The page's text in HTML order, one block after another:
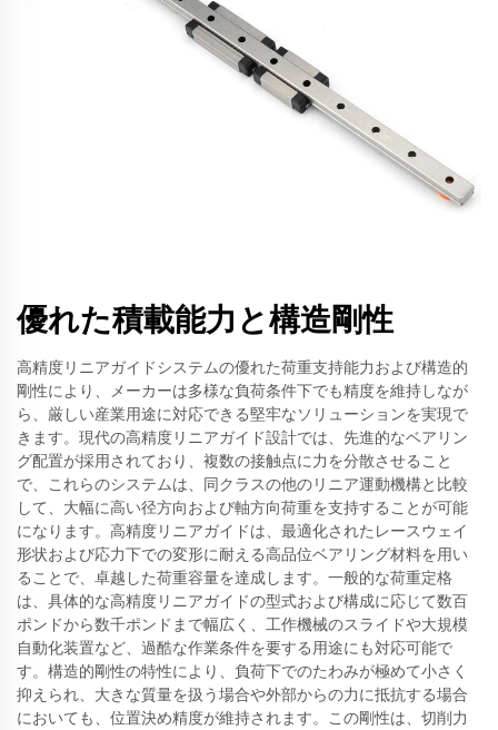
優れた積載能力と構造剛性
高精度リニアガイドシステムの優れた荷重支持能力および構造的
剛性により、メーカーは多様な負荷条件下でも精度を維持しなが
ら、厳しい産業用途に対応できる堅牢なソリューションを実現で
きます。現代の高精度リニアガイド設計では、先進的なベアリン
グ配置が採用されており、複数の接触点に力を分散させること
で、これらのシステムは、同クラスの他のリニア運動機構と比較
して、大幅に高い径方向および軸方向荷重を支持することが可能
になります。高精度リニアガイドは、最適化されたレースウェイ
形状および応力下での変形に耐える高品位ベアリング材料を用い
ることで、卓越した荷重容量を達成します。一般的な荷重定格
は、具体的な高精度リニアガイドの型式および構成に応じて数百
ポンドから数千ポンドまで幅広く、工作機械のスライドや大規模
自動化装置など、過酷な作業条件を要する用途にも対応可能で
す。構造的剛性の特性により、負荷下でのたわみが極めて小さく
抑えられ、大きな質量を扱う場合や外部からの力に抵抗する場合
においても、位置決め精度が維持されます。この剛性は、切削力